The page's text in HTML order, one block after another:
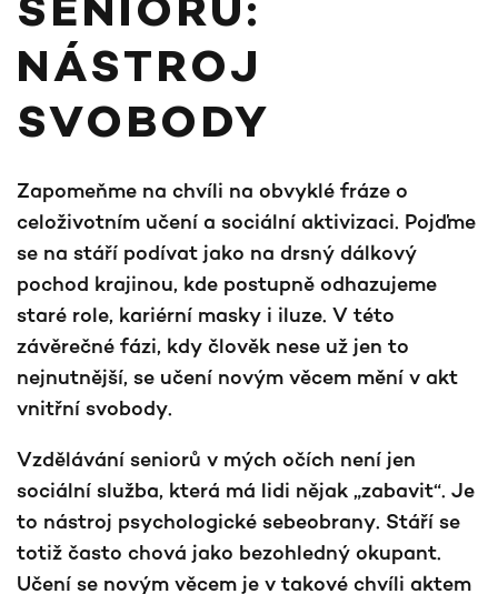
SENIORŮ:
NÁSTROJ
SVOBODY
Zapomeňme na chvíli na obvyklé fráze o
celoživotním učení a sociální aktivizaci. Pojďme
se na stáří podívat jako na drsný dálkový
pochod krajinou, kde postupně odhazujeme
staré role, kariérní masky i iluze. V této
závěrečné fázi, kdy člověk nese už jen to
nejnutnější, se učení novým věcem mění v akt
vnitřní svobody.
Vzdělávání seniorů v mých očích není jen
sociální služba, která má lidi nějak „zabavit“. Je
to nástroj psychologické sebeobrany. Stáří se
totiž často chová jako bezohledný okupant.
Učení se novým věcem je v takové chvíli aktem